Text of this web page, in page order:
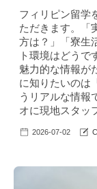
フィリピン留学
ただきます。「
方は？」「寮生
ト環境はどう
魅力的な情報が
に知りたいのは
うリアルな情報
オに現地スタッ
2026-07-02